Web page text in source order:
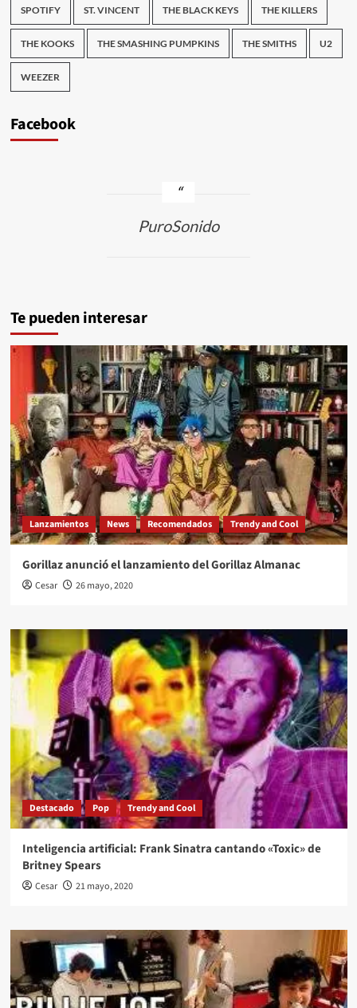
SPOTIFY ST. VINCENT THE BLACK KEYS THE KILLERS
THE KOOKS THE SMASHING PUMPKINS THE SMITHS U2
WEEZER
Facebook
PuroSonido
Te pueden interesar
Lanzamientos News Recomendados Trendy and Cool
Gorillaz anunció el lanzamiento del Gorillaz Almanac
Cesar 26 mayo, 2020
Destacado Pop Trendy and Cool
Inteligencia artificial: Frank Sinatra cantando «Toxic» de
Britney Spears
Cesar 21 mayo, 2020